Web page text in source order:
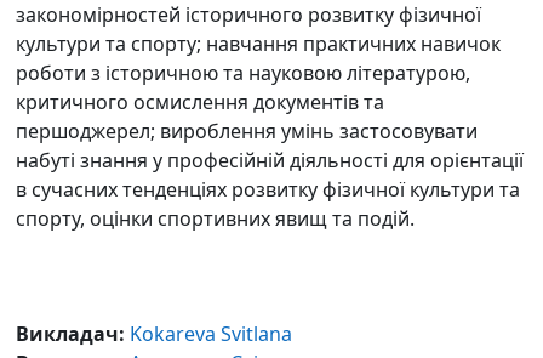
закономірностей історичного розвитку фізичної
культури та спорту; навчання практичних навичок
роботи з історичною та науковою літературою,
критичного осмислення документів та
першоджерел; вироблення умінь застосовувати
набуті знання у професійній діяльності для орієнтації
в сучасних тенденціях розвитку фізичної культури та
спорту, оцінки спортивних явищ та подій.
Викладач: Kokareva Svitlana